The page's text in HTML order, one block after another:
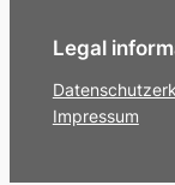
Legal
Impressum